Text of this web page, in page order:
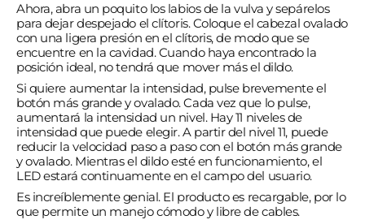
Ahora, abra un poquito los labios de la vulva y sepárelos
para dejar despejado el clítoris. Coloque el cabezal ovalado
con una ligera presión en el clítoris, de modo que se
encuentre en la cavidad. Cuando haya encontrado la
posición ideal, no tendrá que mover más el dildo.
Si quiere aumentar la intensidad, pulse brevemente el
botón más grande y ovalado. Cada vez que lo pulse,
aumentará la intensidad un nivel. Hay 11 niveles de
intensidad que puede elegir. A partir del nivel 11, puede
reducir la velocidad paso a paso con el botón más grande
y ovalado. Mientras el dildo esté en funcionamiento, el
LED estará continuamente en el campo del usuario.
Es increíblemente genial. El producto es recargable, por lo
que permite un manejo cómodo y libre de cables.